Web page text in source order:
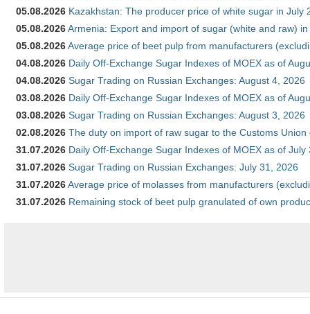
05.08.2026 Kazakhstan: The producer price of white sugar in July
05.08.2026Armenia: Export and import of sugar (white and raw)
05.08.2026Average price of beet pulp from manufacturers
04.08.2026 Daily Off-Exchange Sugar Indexes of MOEX as of
04.08.2026 Sugar Trading on Russian Exchanges: August 4, 2026
03.08.2026 Daily Off-Exchange Sugar Indexes of MOEX as of
03.08.2026 Sugar Trading on Russian Exchanges: August 3, 2026
02.08.2026 The duty on import of raw sugar to the Customs
31.07.2026 Daily Off-Exchange Sugar Indexes of MOEX as of July
31.07.2026 Sugar Trading on Russian Exchanges: July 31, 2026
31.07.2026Average price of molasses from manufacturers
31.07.2026 Remaining stock of beet pulp granulated of own